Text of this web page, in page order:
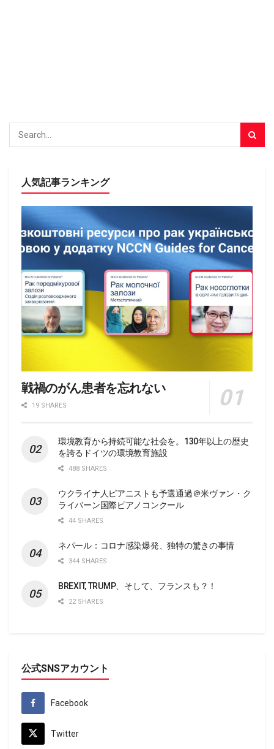
人気記事ランキング
戦禍のがん患者を忘れない
19 SHARES
環境教育から持続可能な社会を。130年以上の歴史
を誇るドイツの環境教育施設
488 SHARES
ウクライナ人ピアニストも予選通過＠米ヴァン・ク
ライバーン国際ピアノコンクール
44 SHARES
ネパール：コロナ感染爆発、独特の驚きの事情
344 SHARES
BREXIT, TRUMP、そして、フランスも？！
22 SHARES
公式SNSアカウント
Facebook
Twitter